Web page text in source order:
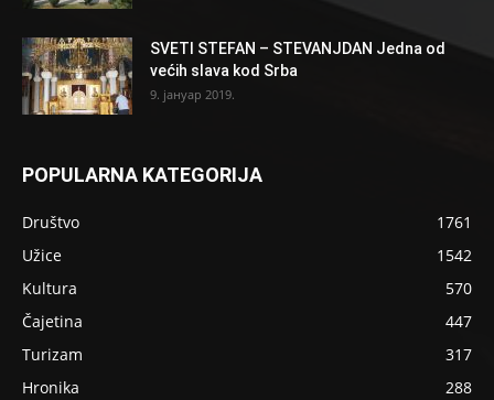
SVETI STEFAN – STEVANJDAN Jedna od
većih slava kod Srba
9. јануар 2019.
POPULARNA KATEGORIJA
Društvo
1761
Užice
1542
Kultura
570
Čajetina
447
Turizam
317
Hronika
288